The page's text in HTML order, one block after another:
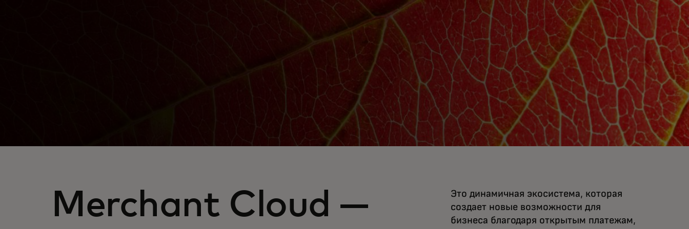
Merchant Cloud —
Это динамичная экосистема, которая
создает новые возможности для
бизнеса благодаря открытым платежам,